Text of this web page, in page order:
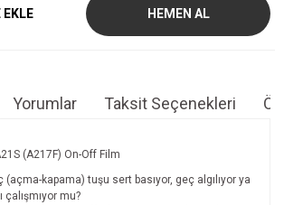
EKLE HEMEN AL
Yorumlar Taksit Seçenekleri
(A217F) On-Off Film
kapama) tuşu sert basıyor, geç algılıyor ya
mu?